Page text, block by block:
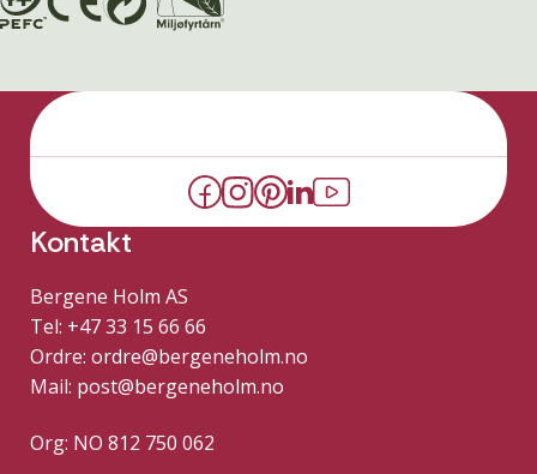
Kontakt
Bergene Holm AS
Tel: +47 33 15 66 66
Ordre: ordre@bergeneholm.no
Mail: post@bergeneholm.no
Org: NO 812 750 062